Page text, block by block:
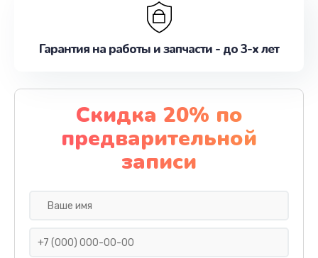
Гарантия на работы и запчасти - до 3-х лет
Скидка 20% по
предварительной
записи